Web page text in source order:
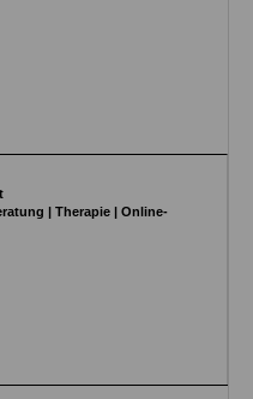
| Therapie | Online-